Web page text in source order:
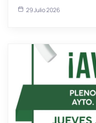
29 Julio 2026